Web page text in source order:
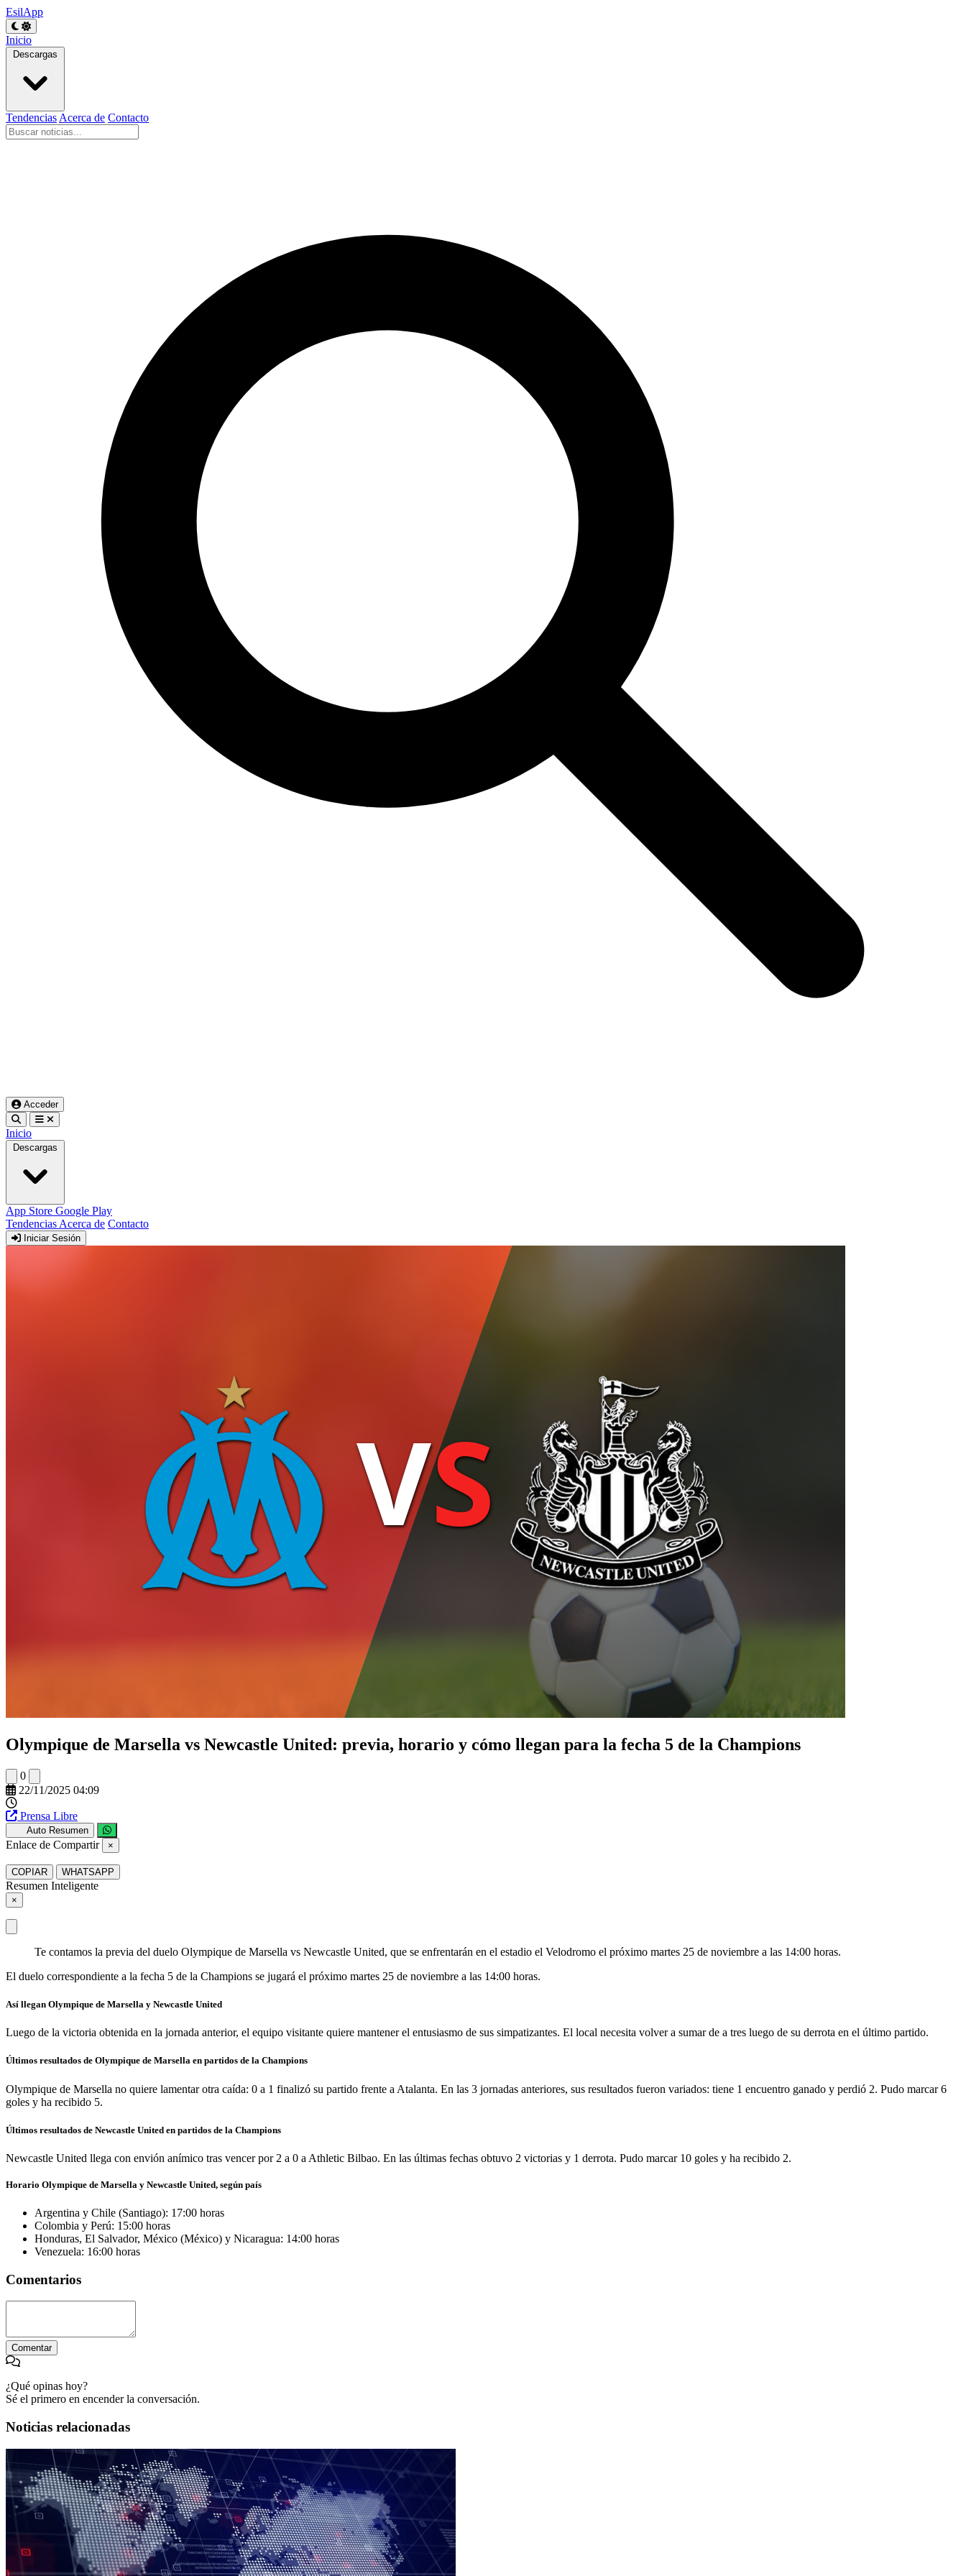
EsilApp
Inicio
Descargas
Tendencias Acerca de Contacto
Acceder
Inicio
Descargas
App Store Google Play
Tendencias Acerca de Contacto
Iniciar Sesión
Olympique de Marsella vs Newcastle United: previa, horario y cómo llegan para la fecha 5 de la Champions
0
22/11/2025 04:09
Prensa Libre
Auto Resumen
Enlace de Compartir ×
COPIAR WHATSAPP
Resumen Inteligente
×
Te contamos la previa del duelo Olympique de Marsella vs Newcastle United, que se enfrentarán en el estadio el Velodromo el próximo martes 25 de noviembre a las 14:00 horas.
El duelo correspondiente a la fecha 5 de la Champions se jugará el próximo martes 25 de noviembre a las 14:00 horas.
Así llegan Olympique de Marsella y Newcastle United
Luego de la victoria obtenida en la jornada anterior, el equipo visitante quiere mantener el entusiasmo de sus simpatizantes. El local necesita volver a sumar de a tres luego de su derrota en el último partido.
Últimos resultados de Olympique de Marsella en partidos de la Champions
Olympique de Marsella no quiere lamentar otra caída: 0 a 1 finalizó su partido frente a Atalanta. En las 3 jornadas anteriores, sus resultados fueron variados: tiene 1 encuentro ganado y perdió 2. Pudo marcar 6
goles y ha recibido 5.
Últimos resultados de Newcastle United en partidos de la Champions
Newcastle United llega con envión anímico tras vencer por 2 a 0 a Athletic Bilbao. En las últimas fechas obtuvo 2 victorias y 1 derrota. Pudo marcar 10 goles y ha recibido 2.
Horario Olympique de Marsella y Newcastle United, según país
Argentina y Chile (Santiago): 17:00 horas
Colombia y Perú: 15:00 horas
Honduras, El Salvador, México (México) y Nicaragua: 14:00 horas
Venezuela: 16:00 horas
Comentarios
Comentar
¿Qué opinas hoy?
Sé el primero en encender la conversación.
Noticias relacionadas